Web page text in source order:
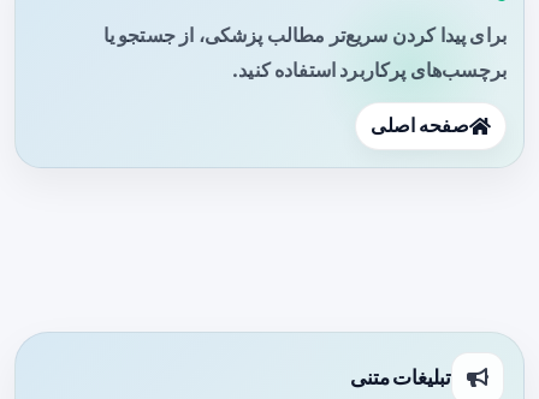
برای پیدا کردن سریع‌تر مطالب پزشکی، از جستجو یا
برچسب‌های پرکاربرد استفاده کنید.
صفحه اصلی
تبلیغات متنی